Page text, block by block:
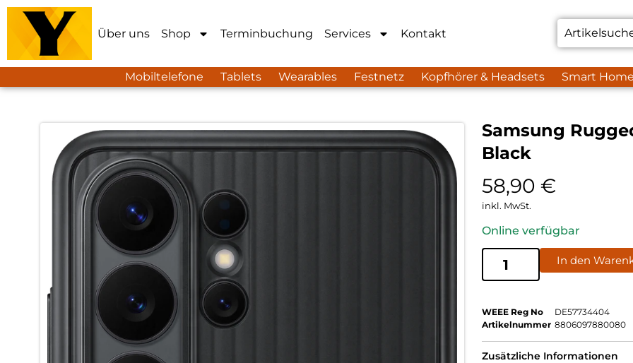
Über uns Shop Terminbuchung Services Kontakt
Mobiltelefone Tablets Wearables Festnetz Kopfhörer & Headsets Smart
Samsung
Black
58,90 €
inkl. MwSt.
Online verfügbar
In den
WEEE Reg No
DE57734404
Artikelnummer 8806097880080
Zusätzliche Informationen